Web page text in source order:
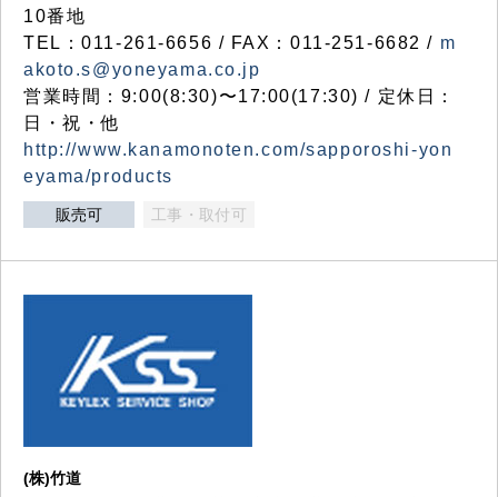
10番地
TEL：011-261-6656 / FAX：011-251-6682 / m
akoto.s@yoneyama.co.jp
営業時間：9:00(8:30)〜17:00(17:30) / 定休日：
日・祝・他
http://www.kanamonoten.com/sapporoshi-yon
eyama/products
販売可 工事・取付可
(株)竹道